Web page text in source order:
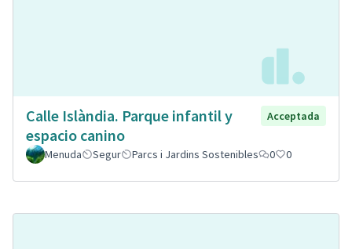
Calle Islàndia. Parque infantil y
espacio canino
Acceptada
Menuda Segur Parcs i Jardins Sostenibles 0 0